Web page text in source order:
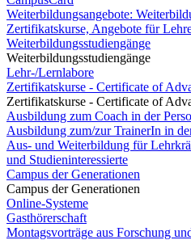
Weiterbildungsangebote:
Zertifikatskurse, Angebote für
Weiterbildungsstudiengänge
Weiterbildungsstudiengänge
Lehr-/Lernlabore
Zertifikatskurse - Certificate of
Zertifikatskurse - Certificate of
Ausbildung zum Coach in der
Ausbildung zum/zur TrainerIn in
Aus- und Weiterbildung für
und Studieninteressierte
Campus der Generationen
Campus der Generationen
Online-Systeme
Gasthörerschaft
Montagsvorträge aus Forschung